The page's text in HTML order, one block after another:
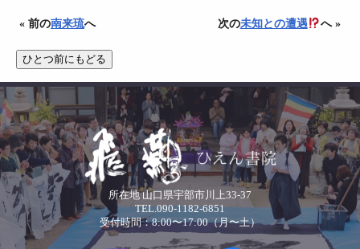
« 前の南来琉へ 次の未知との遭遇 へ »
所在地 山口県宇部市川上33-37
TEL.090-1182-6851
受付時間：8:00〜17:00（月〜土）